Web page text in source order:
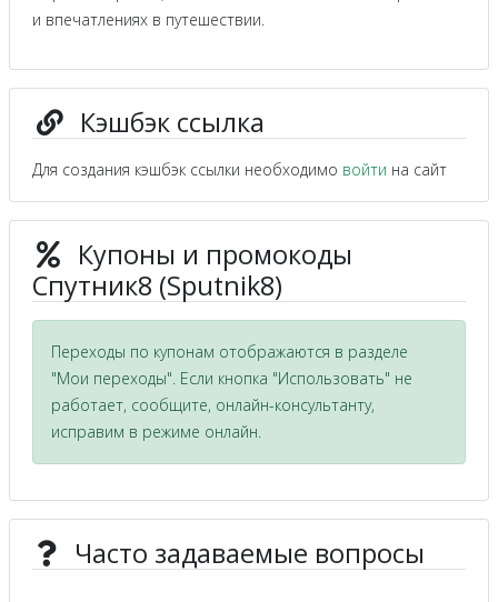
и впечатлениях в путешествии.
Кэшбэк ссылка
Для создания кэшбэк ссылки необходимо войти на сайт
Купоны и промокоды
Спутник8 (Sputnik8)
Переходы по купонам отображаются в разделе
"Мои переходы". Если кнопка "Использовать" не
работает, сообщите, онлайн-консультанту,
исправим в режиме онлайн.
Часто задаваемые вопросы